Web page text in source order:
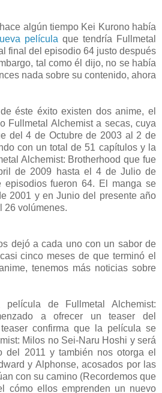
algún tiempo Kei Kurono había
película que tendría Fullmetal
final del episodio 64 justo después
tal como él dijo, no se había
nada sobre su contenido, ahora
éste éxito existen dos anime, el
Fullmetal Alchemist a secas, cuya
del 4 de Octubre de 2003 al 2 de
con un total de 51 capítulos y la
Alchemist: Brotherhood que fue
de 2009 hasta el 4 de Julio de
episodios fueron 64. El manga se
2001 y en Junio del presente año
26 volúmenes.
dejó a cada uno con un sabor de
cinco meses de que terminó el
tenemos más noticias sobre
de Fullmetal Alchemist:
a ofrecer un teaser del
confirma que la película se
Milos no Sei-Naru Hoshi y será
del 2011 y también nos otorga el
y Alphonse, acosados por las
con su camino (Recordemos que
cómo ellos emprenden un nuevo